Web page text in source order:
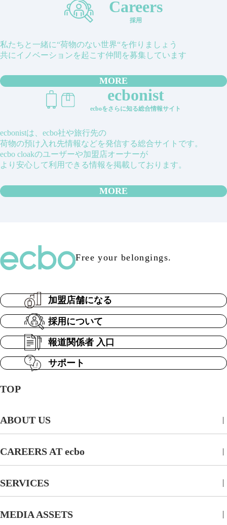
Careers
採用
私たちと一緒に“荷物のない世界“を作りましょう
共にイノベーションを起こす仲間を募集しています
MORE
ecbonist
ecboをさらに知る総合情報サイト
ecbonistは、ecbo社や旅行先の
荷物の預け入れ先情報などを発信する総合サイトです。
ecbo cloakのユーザーや加盟店オーナーが
より安心して利用できる情報を掲載しております。
MORE
Free your belongings.
TOP
ABOUT US
CAREERS AT ecbo
SERVICES
MEDIA ASSETS
加盟店舗になる
採用について
報道関係者 入口
サポート